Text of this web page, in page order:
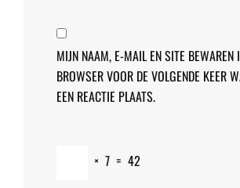
MIJN NAAM, E-MAIL EN SITE BEWAREN
BROWSER VOOR DE VOLGENDE KEER
EEN REACTIE PLAATS.
× 7 = 42